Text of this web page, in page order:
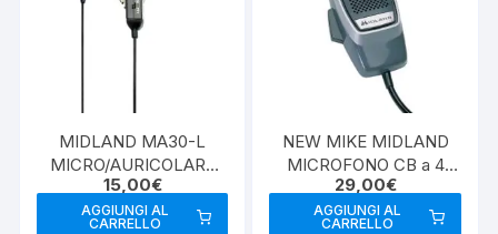
MIDLAND MA30-L
MICRO/AURICOLARE
2PIN MIDLAND
15,00€
AGGIUNGI AL
CARRELLO
NEW MIKE MIDLAND
MICROFONO CB a 4
POLI ORIGINALE
29,00€
AGGIUNGI AL
CARRELLO